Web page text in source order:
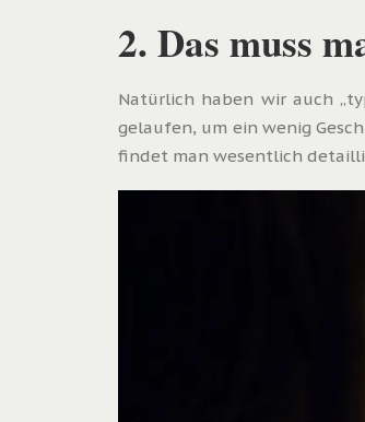
2. Das muss
Natürlich haben wir auch
gelaufen, um ein wenig
findet man wesentlich